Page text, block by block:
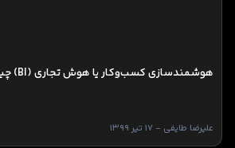
هوشمندسازی کسب‌وکار یا هوش تجاری (BI) چیست؟
علیرضا طایفی - 17 تیر 1399